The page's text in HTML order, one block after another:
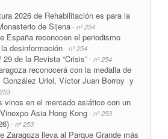
2026 de Rehabilitación es para la
de Sijena - nº 254
España reconocen el periodismo
desinformación- nº 254
de la Revista “Crisis” - nº 254
reconocerá con la medalla de
González Uriol, Víctor Juan Borroy y
vinos en el mercado asiático con un
Asia Hong Kong - nº 253
- nº 253
Zaragoza lleva al Parque Grande más